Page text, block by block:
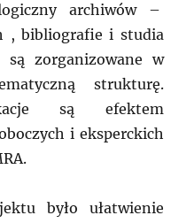
archiwów –
, bibliografie i studia
są zorganizowane w
strukturę.
są efektem
i eksperckich
było ułatwienie